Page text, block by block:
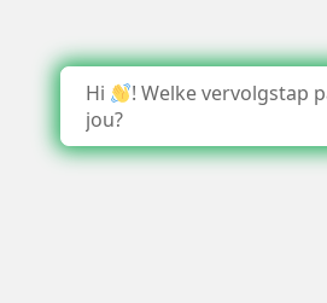
Hi
! Welke vervolgstap
jou?